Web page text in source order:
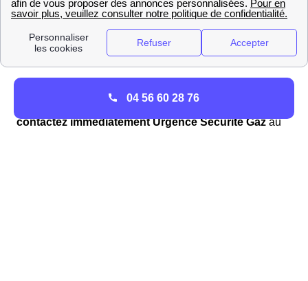
branchement au courant pouvant en produire). Il ne faut
électrique à La Chapelle-D'Andaine dans cette situation,
les téléphones y compris.
Chapelloises doivent sortir de leur domicile et
contactez immédiatement Urgence Sécurité Gazau
04 56 60 28 76